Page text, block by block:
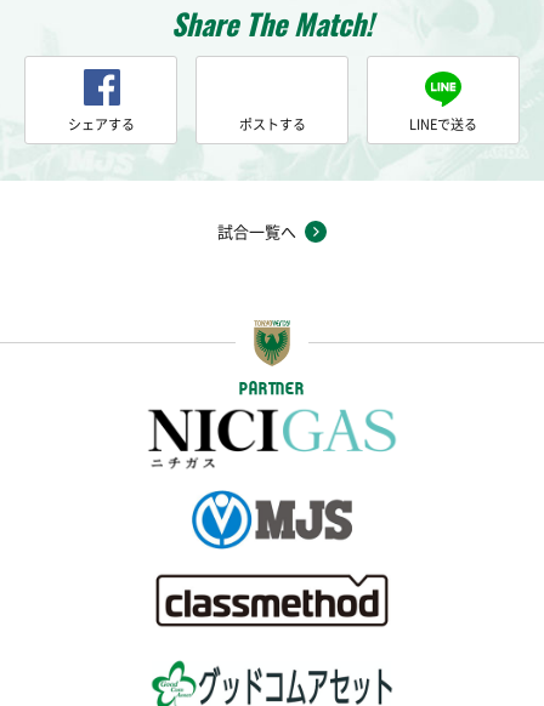
Share The Match!
シェアする ポストする LINEで送る
試合一覧へ
PARTNER